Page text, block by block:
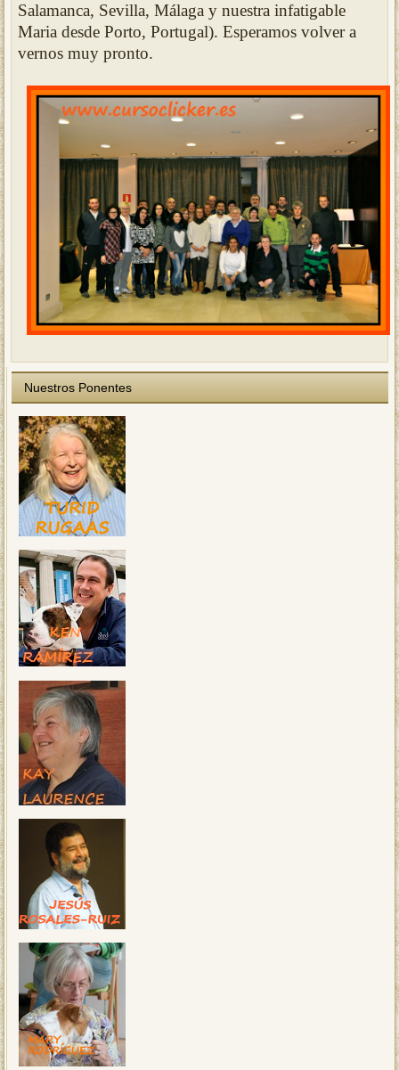
Salamanca, Sevilla, Málaga y nuestra infatigable
Maria desde Porto, Portugal). Esperamos volver a
vernos muy pronto.
Nuestros Ponentes